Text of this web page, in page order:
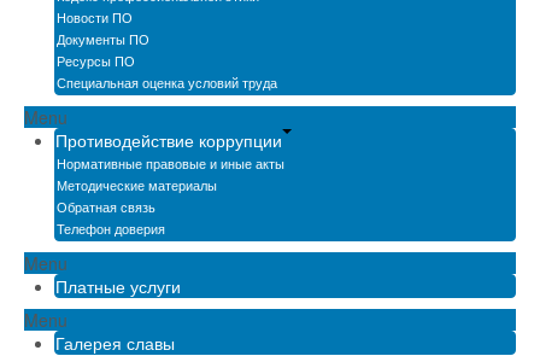
Новости ПО
Документы ПО
Ресурсы ПО
Специальная оценка условий труда
Menu
Противодействие коррупции
Нормативные правовые и иные акты
Методические материалы
Обратная связь
Телефон доверия
Menu
Платные услуги
Menu
Галерея славы